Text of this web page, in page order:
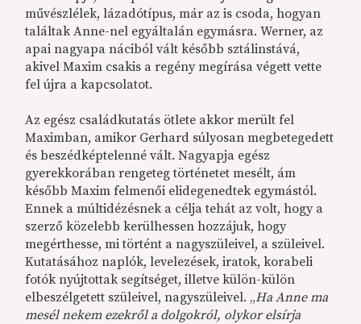
művészlélek, lázadótípus, már az is csoda, hogyan
találtak Anne-nel egyáltalán egymásra. Werner, az
apai nagyapa náciból vált később sztálinstává,
akivel Maxim csakis a regény megírása végett vette
fel újra a kapcsolatot.
Az egész családkutatás ötlete akkor merült fel
Maximban, amikor Gerhard súlyosan megbetegedett
és beszédképtelenné vált. Nagyapja egész
gyerekkorában rengeteg történetet mesélt, ám
később Maxim felmenői elidegenedtek egymástól.
Ennek a múltidézésnek a célja tehát az volt, hogy a
szerző közelebb kerülhessen hozzájuk, hogy
megérthesse, mi történt a nagyszüleivel, a szüleivel.
Kutatásához naplók, levelezések, iratok, korabeli
fotók nyújtottak segítséget, illetve külön-külön
elbeszélgetett szüleivel, nagyszüleivel. „Ha Anne ma
mesél nekem ezekről a dolgokról, olykor elsírja